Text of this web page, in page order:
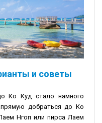
и советы
Ко Куд стало намного
добраться до Ко
Нгоп или пирса Лаем